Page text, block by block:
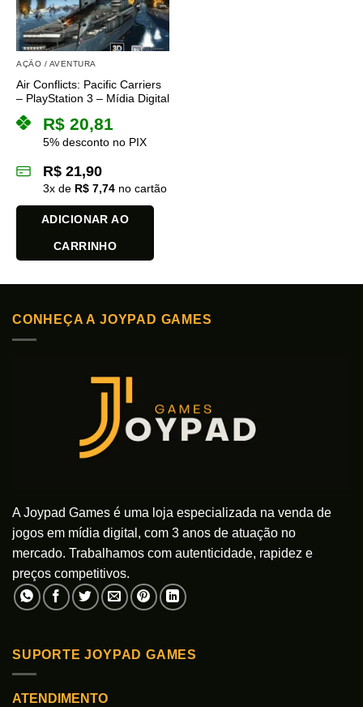
AÇÃO / AVENTURA
Air Conflicts: Pacific Carriers
– PlayStation 3 – Mídia Digital
R$ 20,81
5% desconto no PIX
R$ 21,90
3x de R$ 7,74 no cartão
ADICIONAR AO
CARRINHO
CONHEÇA A JOYPAD GAMES
A Joypad Games é uma loja especializada na venda de
jogos em mídia digital, com 3 anos de atuação no
mercado. Trabalhamos com autenticidade, rapidez e
preços competitivos.
SUPORTE JOYPAD GAMES
ATENDIMENTO